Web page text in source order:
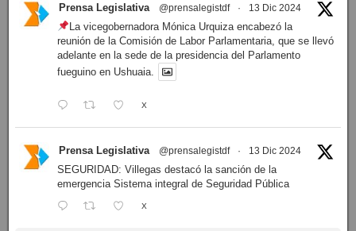
Prensa Legislativa @prensalegistdf · 13 Dic 2024
La vicegobernadora Mónica Urquiza encabezó la
reunión de la Comisión de Labor Parlamentaria, que se llevó
adelante en la sede de la presidencia del Parlamento
fueguino en Ushuaia.
X
Prensa Legislativa @prensalegistdf · 13 Dic 2024
SEGURIDAD: Villegas destacó la sanción de la
emergencia Sistema integral de Seguridad Pública
X